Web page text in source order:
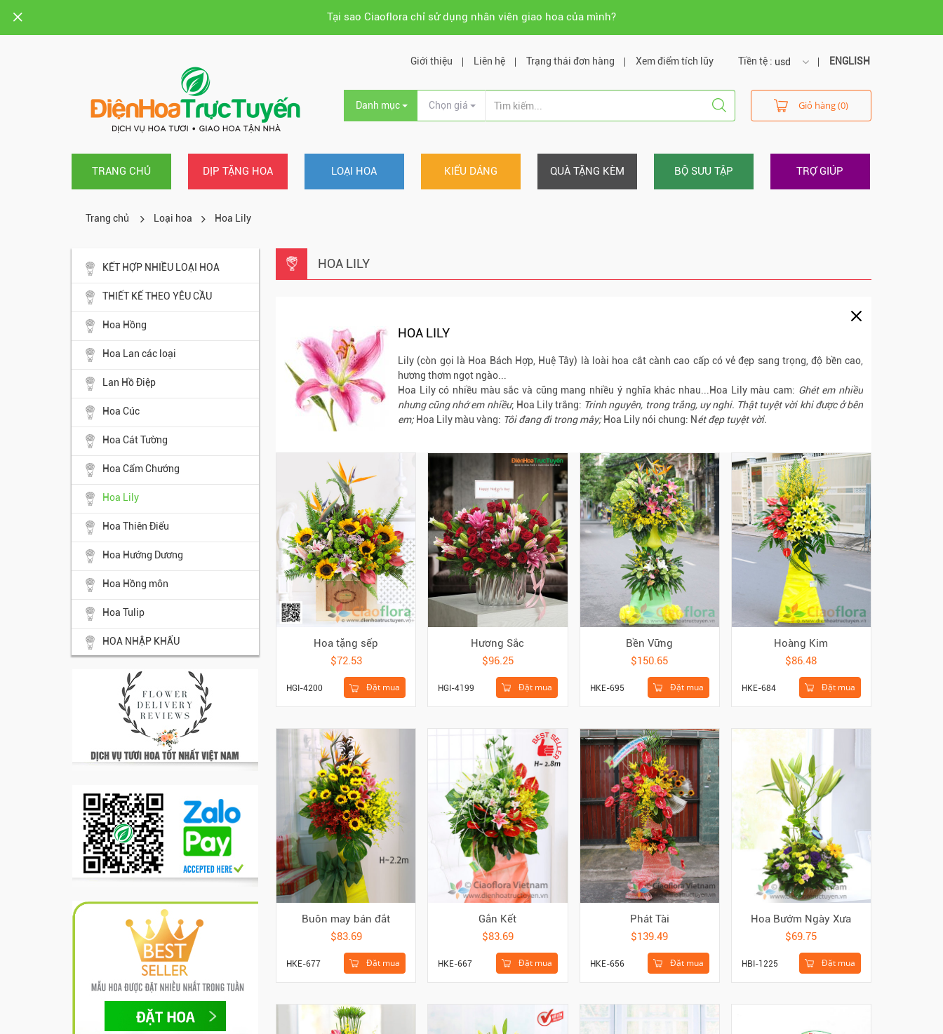
Tại sao Ciaoflora chỉ sử dụng nhân viên giao hoa của mình?
Tiền tệ : usd
usd
vnd
ENGLISH
Giới thiệu Liên hệ Trạng thái đơn hàng Xem điểm tích lũy
Danh mục Chọn giá Giỏ hàng (0)
TRANG CHỦ DỊP TẶNG HOA LOẠI HOA KIỂU DÁNG QUÀ TẶNG KÈM BỘ SƯU TẬP TRỢ GIÚP
Trang chủ Loại hoa Hoa Lily
KẾT HỢP NHIỀU LOẠI HOA
THIẾT KẾ THEO YÊU CẦU
Hoa Hồng
Hoa Lan các loại
Lan Hồ Điệp
Hoa Cúc
Hoa Cát Tường
Hoa Cẩm Chướng
Hoa Lily
Hoa Thiên Điểu
Hoa Hướng Dương
Hoa Hồng môn
Hoa Tulip
HOA NHẬP KHẨU
HOA LILY
HOA LILY
Lily (còn gọi là Hoa Bách Hợp, Huệ Tây) là loài hoa cắt cành cao cấp có vẻ đẹp sang trọng, độ bền cao,
hương thơm ngọt ngào...
Hoa Lily có nhiều màu sắc và cũng mang nhiều ý nghĩa khác nhau...Hoa Lily màu cam: Ghét em nhiều
nhưng cũng nhớ em nhiều; Hoa Lily trắng: Trinh nguyên, trong trắng, uy nghi. Thật tuyệt vời khi được ở bên
em; Hoa Lily màu vàng: Tôi đang đi trong mây; Hoa Lily nói chung: Nét đẹp tuyệt vời.
Hoa tặng sếp
$72.53
Đặt mua
HGI-4200
Hương Sắc
$96.25
Đặt mua
HGI-4199
Bền Vững
$150.65
Đặt mua
HKE-695
Hoàng Kim
$86.48
Đặt mua
HKE-684
Buôn may bán đắt
$83.69
Đặt mua
HKE-677
Gắn Kết
$83.69
Đặt mua
HKE-667
Phát Tài
$139.49
Đặt mua
HKE-656
Hoa Bướm Ngày Xưa
$69.75
Đặt mua
HBI-1225